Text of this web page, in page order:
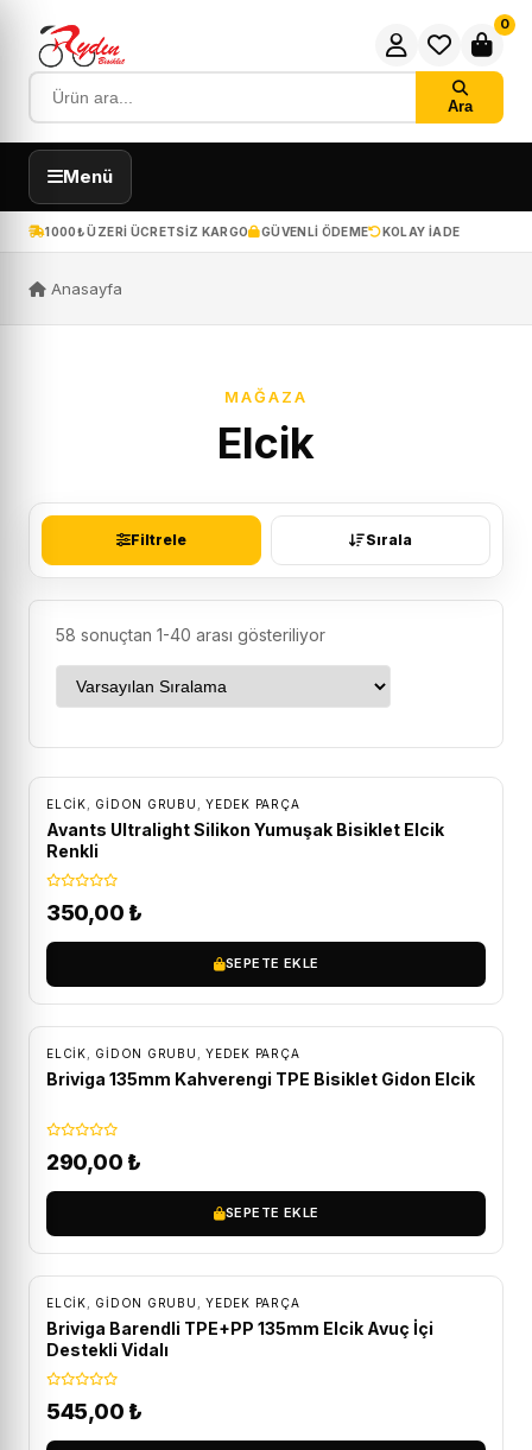
Ara
0
Menü
1000₺ ÜZERI ÜCRETSIZ KARGO GÜVENLI ÖDEME KOLAY IADE
Anasayfa
MAĞAZA
Elcik
Filtrele Sırala
58 sonuçtan 1-40 arası gösteriliyor
ELCIK GIDON GRUBU YEDEK PARÇA
Avants Ultralight Silikon Yumuşak Bisiklet Elcik
Renkli
350,00 ₺
SEPETE EKLE
ELCIK GIDON GRUBU YEDEK PARÇA
Briviga 135mm Kahverengi TPE Bisiklet Gidon Elcik
290,00 ₺
SEPETE EKLE
ELCIK GIDON GRUBU YEDEK PARÇA
Briviga Barendli TPE+PP 135mm Elcik Avuç İçi
Destekli Vidalı
545,00 ₺